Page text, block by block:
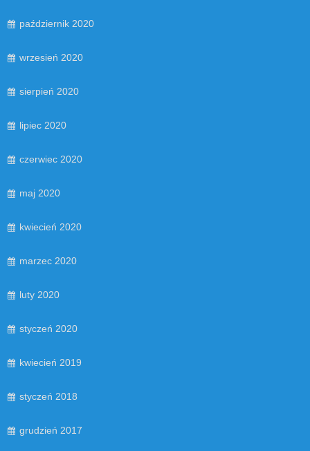
październik 2020
wrzesień 2020
sierpień 2020
lipiec 2020
czerwiec 2020
maj 2020
kwiecień 2020
marzec 2020
luty 2020
styczeń 2020
kwiecień 2019
styczeń 2018
grudzień 2017